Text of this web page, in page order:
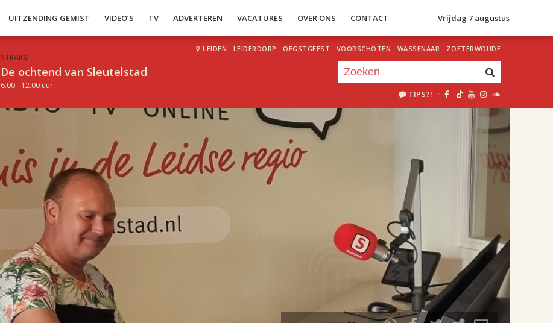
UITZENDING GEMIST VIDEO’S TV ADVERTEREN VACATURES OVER ONS CONTACT Vrijdag 7 augustus
STRAKS:
De ochtend van Sleutelstad
6.00 - 12.00 uur
LEIDEN · LEIDERDORP · OEGSTGEEST · VOORSCHOTEN · WASSENAAR · ZOETERWOUDE
TIPS?! ·
uur 1 van 2
Volgend uur